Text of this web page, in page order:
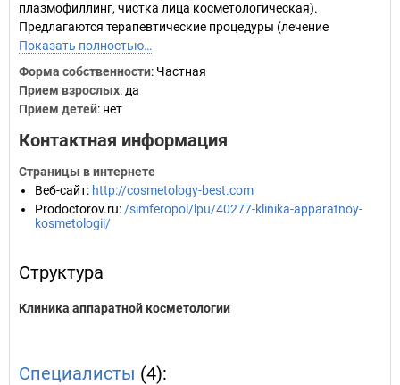
плазмофиллинг, чистка лица косметологическая).
Предлагаются терапевтические процедуры (лечение
Показать полностью…
Форма собственности: Частная
Прием взрослых: да
Прием детей: нет
Контактная информация
Страницы в интернете
Веб-сайт: http://cosmetology-best.com
Prodoctorov.ru: /simferopol/lpu/40277-klinika-apparatnoy-
kosmetologii/
Структура
Клиника аппаратной косметологии
Специалисты (4):